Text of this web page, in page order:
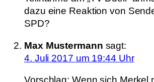
dazu eine Reaktion von
SPD?
Max Mustermann sagt:
4. Juli 2017 um 19:44 Uhr
Vorschlag: Wenn sich Merkel